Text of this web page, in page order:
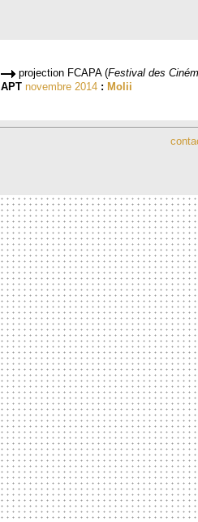
projection FCAPA (Festival des
APT novembre 2014 : Molii